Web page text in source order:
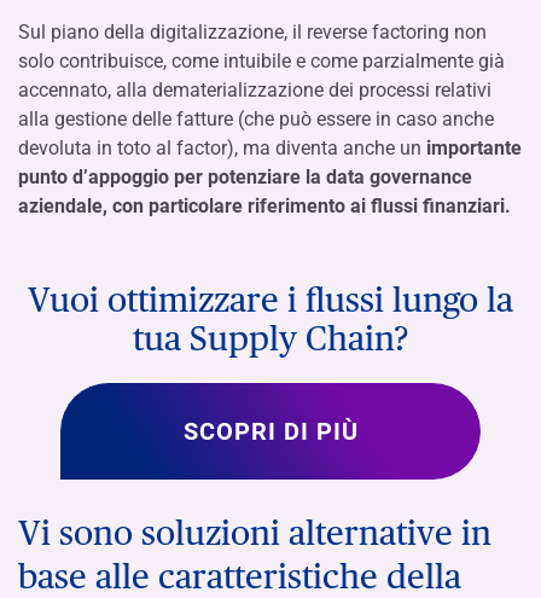
Sul piano della digitalizzazione, il reverse factoring non
solo contribuisce, come intuibile e come parzialmente già
accennato, alla dematerializzazione dei processi relativi
alla gestione delle fatture (che può essere in caso anche
devoluta in toto al factor), ma diventa anche un importante
punto d’appoggio per potenziare la data governance
aziendale, con particolare riferimento ai flussi finanziari.
Vuoi ottimizzare i flussi lungo la
tua Supply Chain?
SCOPRI DI PIÙ
Vi sono soluzioni alternative in
base alle caratteristiche della